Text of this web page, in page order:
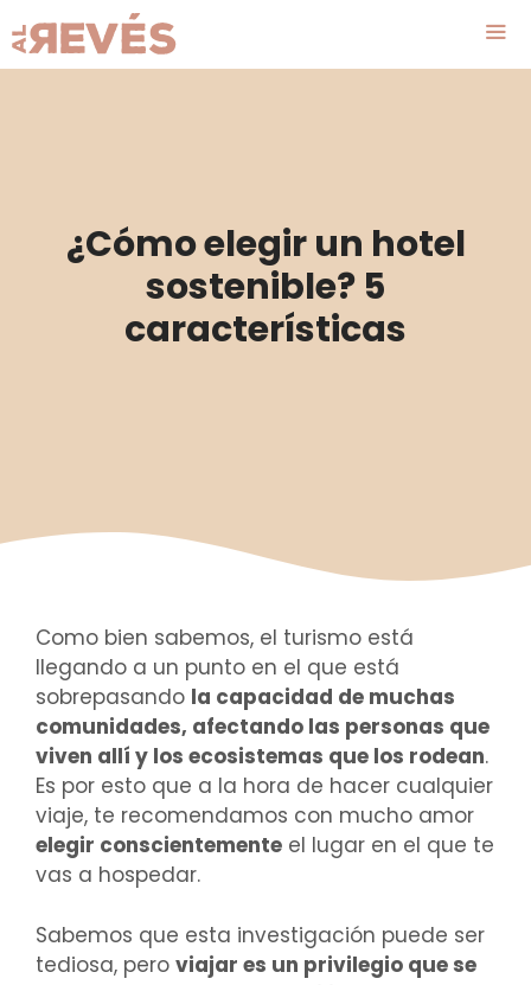
al
contenido
¿Cómo elegir un hotel
sostenible? 5
características
Como bien sabemos, el turismo está
llegando a un punto en el que está
sobrepasando la capacidad de muchas
comunidades, afectando las personas que
viven allí y los ecosistemas que los rodean.
Es por esto que a la hora de hacer cualquier
viaje, te recomendamos con mucho amor
elegir conscientemente el lugar en el que te
vas a hospedar.
Sabemos que esta investigación puede ser
tediosa, pero viajar es un privilegio que se